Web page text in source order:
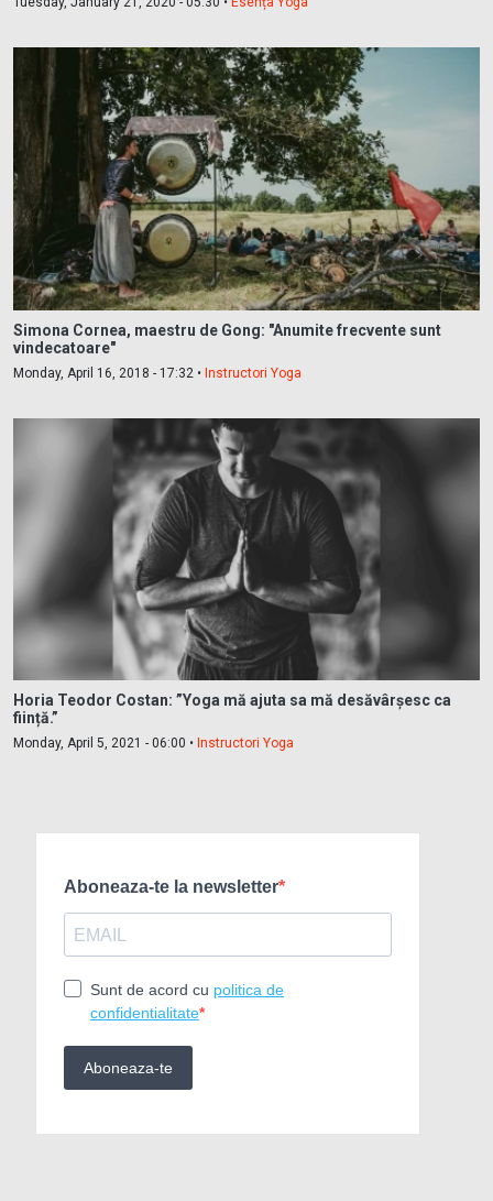
Simona Cornea, maestru de Gong: "Anumite frecvente sunt
vindecatoare"
Monday, April 16, 2018 - 17:32 • Instructori Yoga
Horia Teodor Costan: ”Yoga mă ajuta sa mă desăvârșesc ca
ființă.”
Monday, April 5, 2021 - 06:00 • Instructori Yoga